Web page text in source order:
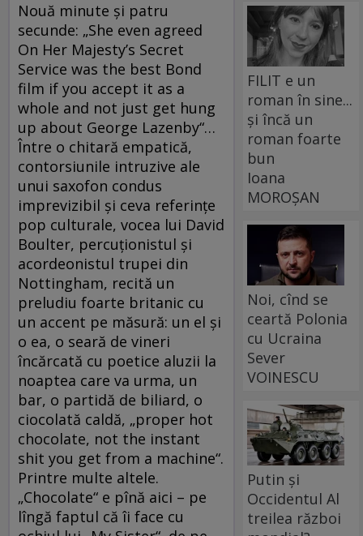
Nouă minute şi patru
secunde: „She even agreed
On Her Majesty’s Secret
Service was the best Bond
film if you accept it as a
whole and not just get hung
up about George Lazenby“…
Între o chitară empatică,
contorsiunile intruzive ale
unui saxofon condus
imprevizibil şi ceva referinţe
pop culturale, vocea lui David
Boulter, percuţionistul şi
acordeonistul trupei din
Nottingham, recită un
preludiu foarte britanic cu
un accent pe măsură: un el şi
o ea, o seară de vineri
încărcată cu poetice aluzii la
noaptea care va urma, un
bar, o partidă de biliard, o
ciocolată caldă, „proper hot
chocolate, not the instant
shit you get from a machine“.
Printre multe altele.
„Chocolate“ e pînă aici – pe
lîngă faptul că îi face cu
FILIT e un
roman în sine...
și încă un
roman foarte
bun
Ioana
MOROȘAN
Noi, cînd se
ceartă Polonia
cu Ucraina
Sever
VOINESCU
Putin și
Occidentul Al
treilea război